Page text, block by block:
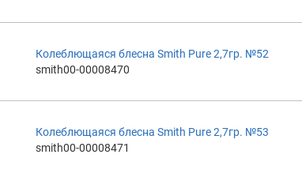
Колеблющаяся блесна Smith Pure 2,7гр. №52
smith00-00008470
Колеблющаяся блесна Smith Pure 2,7гр. №53
smith00-00008471